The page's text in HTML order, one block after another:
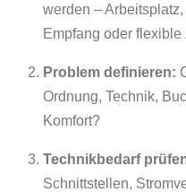
werden –
Empfang oder flexible
Problem definieren:
Ordnung, Technik,
Komfort?
Technikbedarf
Schnittstellen,